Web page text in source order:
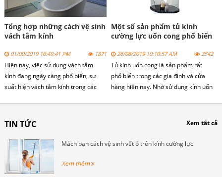
Tổng hợp những cách vệ sinh
vách tắm kính
01/09/2019 16:49:41 PM 1871
Hiện nay, việc sử dụng vách tắm
kính đang ngày càng phổ biến, sự
xuất hiện vách tắm kính trong các
các khu chung cư cao cấp như Time
Một số sản phẩm tủ kính
cường lực uốn cong phổ biến
26/08/2019 10:10:57 AM 2542
Tủ kính uốn cong là sản phẩm rất
phổ biến trong các gia đình và cửa
hàng hiện nay. Nhờ sử dụng kính uốn
TIN TỨC Xem tất cả
Mách bạn cách vệ sinh vết ố trên kính cường lực
Xem thêm